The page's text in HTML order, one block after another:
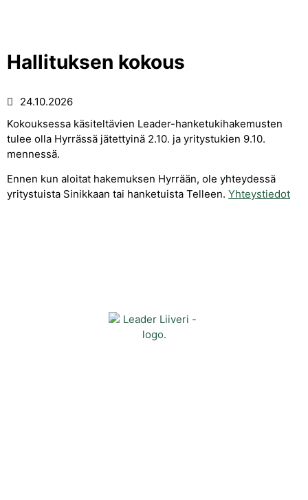
Hallituksen kokous
24.10.2026
Kokouksessa käsiteltävien Leader-hanketukihakemusten
tulee olla Hyrrässä jätettyinä 2.10. ja yritystukien 9.10.
mennessä.
Ennen kun aloitat hakemuksen Hyrrään, ole yhteydessä
yritystuista Sinikkaan tai hanketuista Telleen. Yhteystiedot